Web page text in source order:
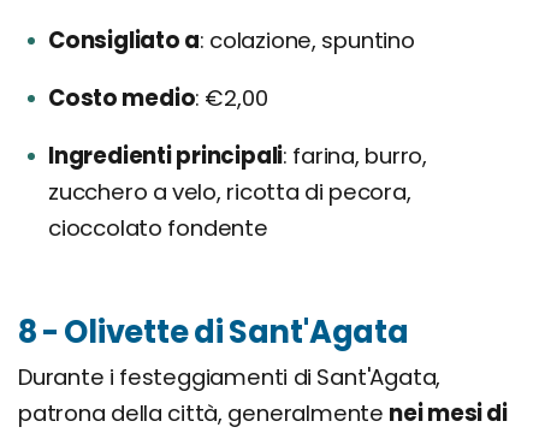
Consigliato a colazione, spuntino
Costo medio €2,00
Ingredienti principali farina, burro,
zucchero a velo, ricotta di pecora,
cioccolato fondente
8 - Olivette di Sant'Agata
Durante i festeggiamenti di Sant'Agata,
patrona della città, generalmente nei mesi di